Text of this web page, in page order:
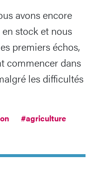
avons encore
stock et nous
premiers échos,
commencer dans
les difficultés
#agriculture